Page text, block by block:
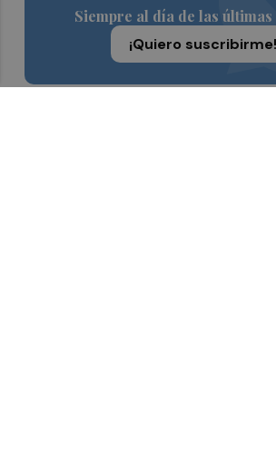
Siempre al día de las
¡Quiero suscribirme!